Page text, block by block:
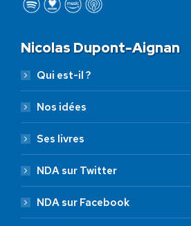
Nicolas Dupont-Aignan
Qui est-il ?
Nos idées
Ses livres
NDA sur Twitter
NDA sur Facebook